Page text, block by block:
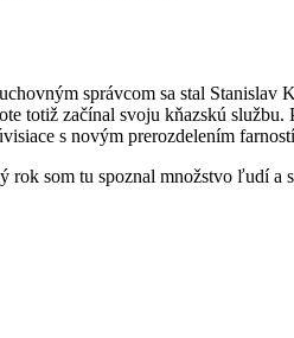
správcom sa stal
totiž začínal svoju kňazskú
s novým prerozdelením
som tu spoznal množstvo ľudí